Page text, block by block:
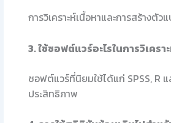
การวิเคราะห์เนื้อหาและการสร้าง
3. ใช้ซอฟต์แวร์อะไรในการวิเคร
ซอฟต์แวร์ที่นิยมใช้ได้แก่ SPSS, R
ประสิทธิภาพ